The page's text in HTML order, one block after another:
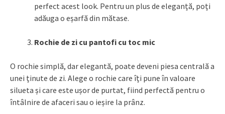
perfect acest look. Pentru un plus de eleganță, poți
adăuga o eșarfă din mătase.
Rochie de zi cu pantofi cu toc mic
O rochie simplă, dar elegantă, poate deveni piesa centrală a
unei ținute de zi. Alege o rochie care îți pune în valoare
silueta și care este ușor de purtat, fiind perfectă pentru o
întâlnire de afaceri sau o ieșire la prânz.